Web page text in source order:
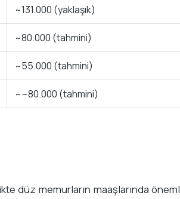
~131.000 (yaklaşık)
~80.000 (tahmini)
~55.000 (tahmini)
~~80.000 (tahmini)
düz memurların maaşlarında